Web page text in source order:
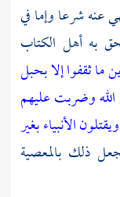
عنه شرعا وإما في
بهأهل الكتاب
ما ثقفوا إلا بحبل
وضربت عليهم
الأنبياء بغير
ذلك بالمعصية